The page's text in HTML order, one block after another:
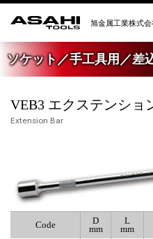
ソケット／手工具用／差
VEB3 エクステンショ
Extension Bar
Code
D
mm
L
mm